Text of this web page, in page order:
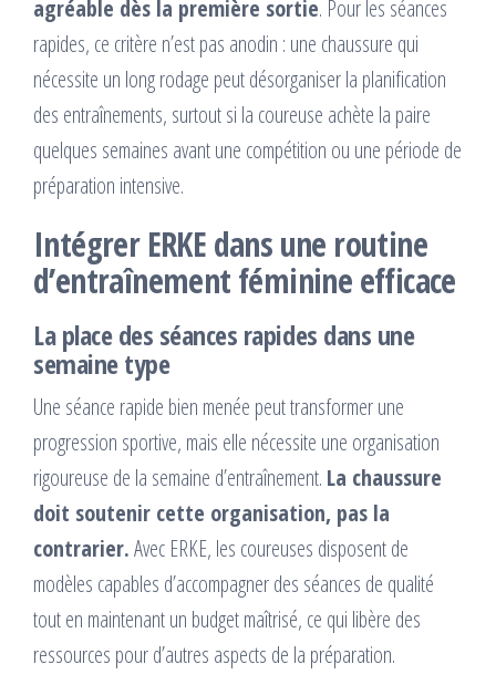
agréable dès la première sortie. Pour les séances
rapides, ce critère n’est pas anodin : une chaussure qui
nécessite un long rodage peut désorganiser la planification
des entraînements, surtout si la coureuse achète la paire
quelques semaines avant une compétition ou une période de
préparation intensive.
Intégrer ERKE dans une routine
d’entraînement féminine efficace
La place des séances rapides dans une
semaine type
Une séance rapide bien menée peut transformer une
progression sportive, mais elle nécessite une organisation
rigoureuse de la semaine d’entraînement. La chaussure
doit soutenir cette organisation, pas la
contrarier.Avec ERKE, les coureuses disposent de
modèles capables d’accompagner des séances de qualité
tout en maintenant un budget maîtrisé, ce qui libère des
ressources pour d’autres aspects de la préparation.